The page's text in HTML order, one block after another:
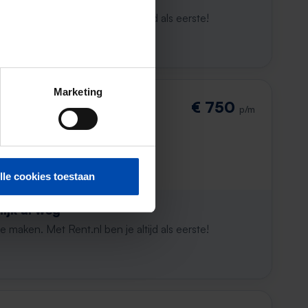
Marketing
cookies toestaan
maken. Met Rent.nl ben je altijd als eerste!
€ 750 p/m
al weg
maken. Met Rent.nl ben je altijd als eerste!